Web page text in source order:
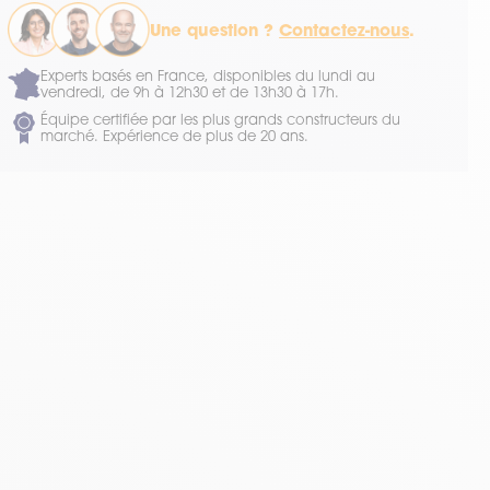
Une question ?Contactez-nous.
Experts basés en France, disponibles du lundi au
vendredi, de 9h à 12h30 et de 13h30 à 17h.
Équipe certifiée par les plus grands constructeurs du
marché. Expérience de plus de 20 ans.